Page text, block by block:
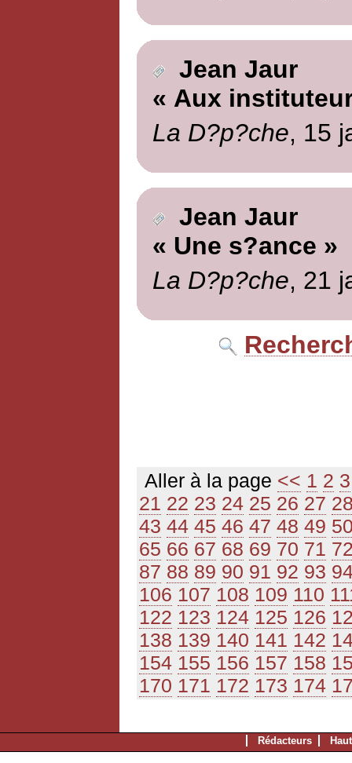
Jean Jaur
« Aux
La D?p?che, 15
Jean Jaur
« Une s?ance »
La D?p?che, 21
Aller à la page << 1 2 3
21 22 23 24 25 26 27
43 44 45 46 47 48 49
65 66 67 68 69 70 71
87 88 89 90 91 92 93
106 107 108 109 110
122 123 124 125 126
138 139 140 141 142
154 155 156 157 158
170 171 172 173 174
Rédacteurs